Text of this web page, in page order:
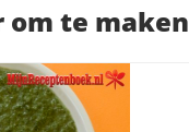
om te maken